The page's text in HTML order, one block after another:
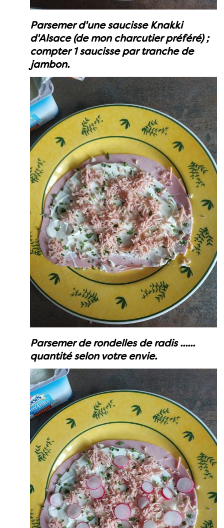
Parsemer d'une saucisse Knakki
d'Alsace (de mon charcutier préféré) ;
compter 1 saucisse par tranche de
jambon.
Parsemer de rondelles de radis ......
quantité selon votre envie.